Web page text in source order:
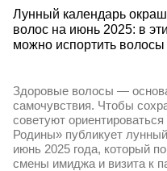
Лунный календарь
волос на июнь 2025: в
можно испортить волосы
Здоровые волосы —
самочувствия. Чтобы
советуют
Родины» публикует
июнь 2025 года, который
смены имиджа и визита к